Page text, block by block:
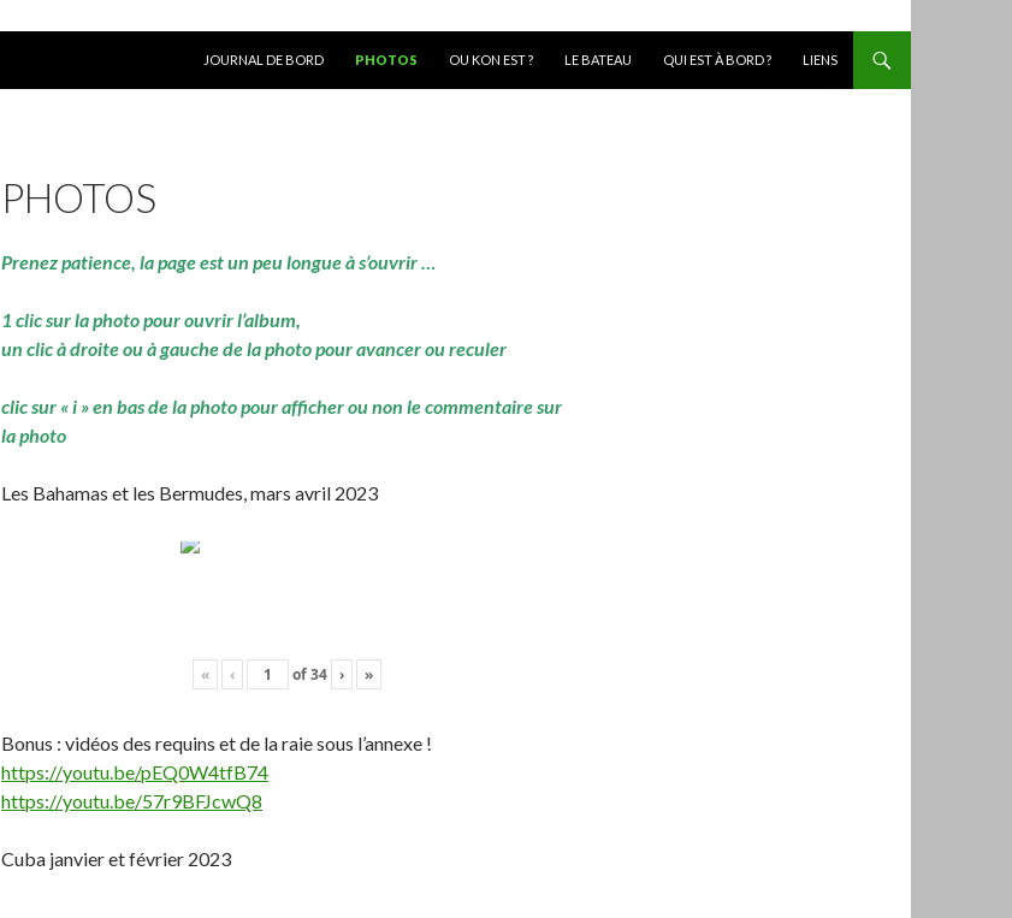
JOURNAL DE BORD
PHOTOS OU KON EST ? LE BATEAU QUI EST À BORD ? LIENS
PHOTOS
Prenez patience, la page est un peu longue à s’ouvrir …
1 clic sur la photo pour ouvrir l’album,
un clic à droite ou à gauche de la photo pour avancer ou reculer
clic sur « i » en bas de la photo pour afficher ou non le commentaire sur
la photo
Les Bahamas et les Bermudes, mars avril 2023
« ‹ of34 › »
Bonus : vidéos des requins et de la raie sous l’annexe !
https://youtu.be/pEQ0W4tfB74
https://youtu.be/57r9BFJcwQ8
Cuba janvier et février 2023